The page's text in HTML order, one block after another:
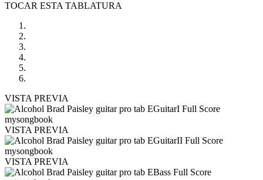
TOCAR ESTA TABLATURA
VISTA PREVIA
VISTA PREVIA
VISTA PREVIA